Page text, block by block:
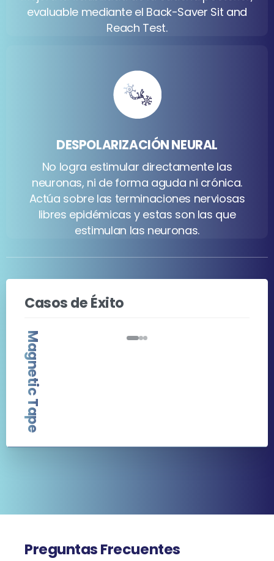
evaluable mediante el Back-Saver Sit and
Reach Test.
DESPOLARIZACIÓN NEURAL
No logra estimular directamente las
neuronas, ni de forma aguda ni crónica.
Actúa sobre las terminaciones nerviosas
libres epidémicas y estas son las que
estimulan las neuronas.
Casos de Éxito
Magnetic Tape
PreguntasFrecuentes